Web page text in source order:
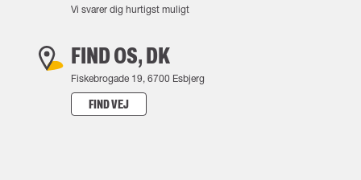
Vi svarer dig hurtigst muligt
FIND OS, DK
Fiskebrogade 19, 6700 Esbjerg
FIND VEJ